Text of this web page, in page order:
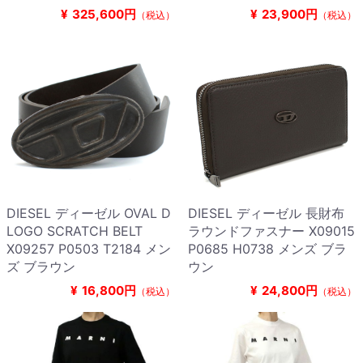
¥ 325,600円 （税込） ¥ 23,900円 （税込）
DIESEL ディーゼル OVAL D
LOGO SCRATCH BELT
X09257 P0503 T2184 メン
ズ ブラウン
¥ 16,800円 （税込）
DIESEL ディーゼル 長財布
ラウンドファスナー X09015
P0685 H0738 メンズ ブラ
ウン
¥ 24,800円 （税込）